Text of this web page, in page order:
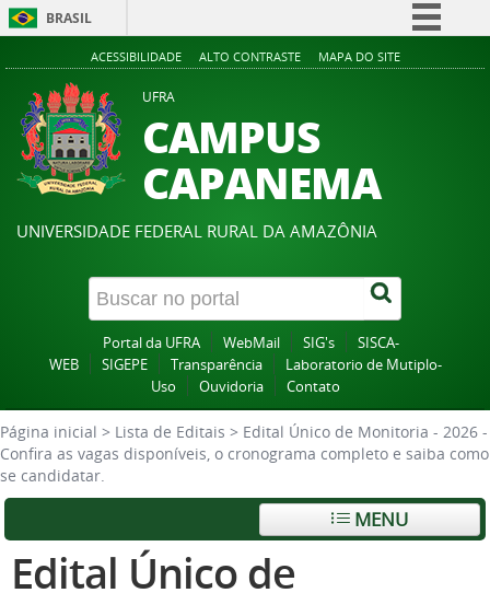
BRASIL
Simplifique!
Participe
Acesso à informação
Legislação
Canais
ACESSIBILIDADE ALTO CONTRASTE MAPA DO SITE
UFRA
CAMPUS
CAPANEMA
UNIVERSIDADE FEDERAL RURAL DA AMAZÔNIA
Portal da UFRA WebMail SIG's
SISCA-
WEB
SIGEPE Transparência
Laboratorio de Mutiplo-
Uso
Ouvidoria Contato
Página inicial > Lista de Editais > Edital Único de Monitoria - 2026 -
Confira as vagas disponíveis, o cronograma completo e saiba como
se candidatar.
MENU
Edital Único de